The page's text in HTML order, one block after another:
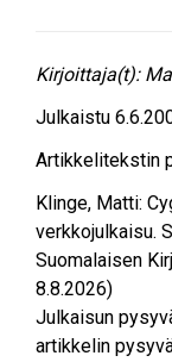
Kirjoittaja(t):
Julkaistu
Artikkelitekstin
Klinge, Matti:
verkkojulkaisu.
Suomalaisen
8.8.2026)
Julkaisun
artikkelin